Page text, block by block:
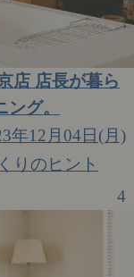
店 店長が暮ら
グ。
年12月04日(月)
りのヒント
4